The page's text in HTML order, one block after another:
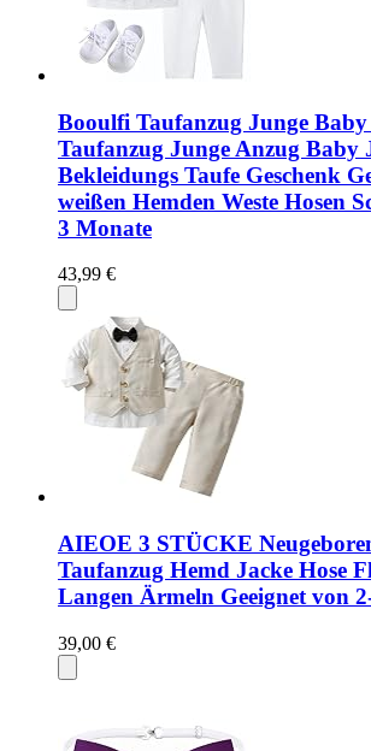
Booulfi Taufanzug Junge
Taufanzug Junge Anzug Baby
Bekleidungs Taufe Geschenk
weißen Hemden Weste Hosen
3 Monate
43,99 €
AIEOE 3 STÜCKE
Taufanzug Hemd Jacke Hose
Langen Ärmeln Geeignet von
39,00 €